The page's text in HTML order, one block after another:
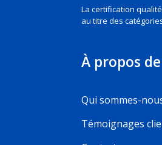
La certification
au titre des
À propos
Qui sommes-
Témoignages